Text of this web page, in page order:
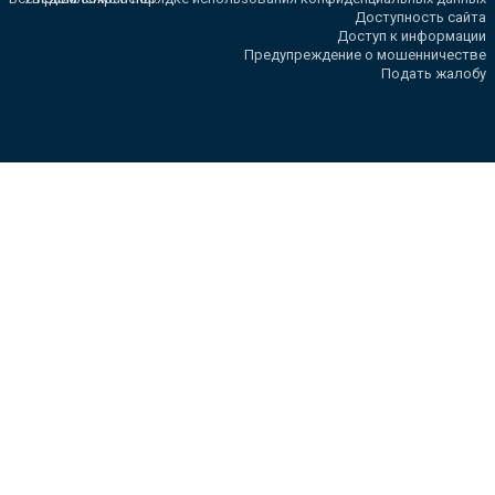
Доступность сайта
Доступ к информации
Предупреждение о мошенничестве
Подать жалобу